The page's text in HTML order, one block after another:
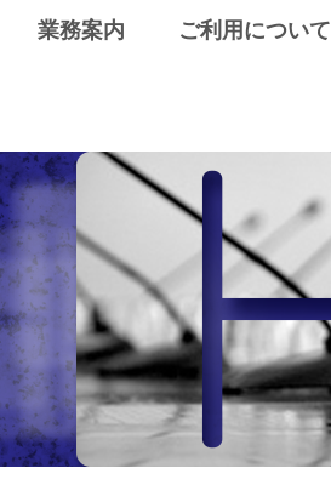
業務案内 ご利用について